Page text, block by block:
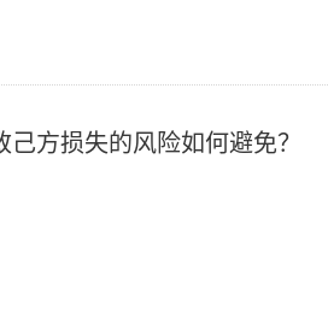
方损失的风险如何避免？